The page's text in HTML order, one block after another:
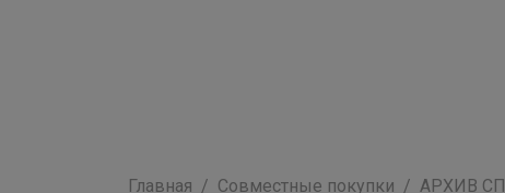
Главная Совместные покупки АРХИВ СП